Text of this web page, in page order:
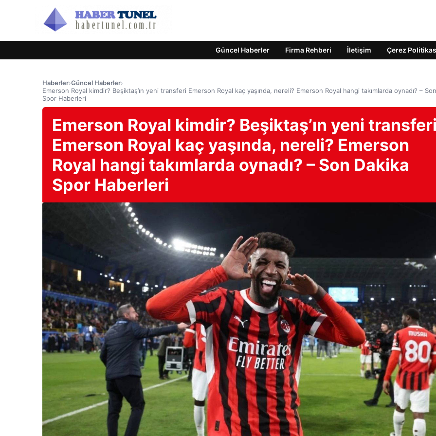
Güncel Haberler Firma Rehberi İletişim Çerez
Haberler›Güncel Haberler›
Emerson Royal kimdir? Beşiktaş’ın yeni transferi Emerson Royal kaç yaşında, nereli? Emerson Royal hangi takımlarda oynadı? –
Spor Haberleri
Emerson Royal kimdir? Beşiktaş’ın yeni transferi
Emerson Royal kaç yaşında, nereli? Emerson
Royal hangi takımlarda oynadı? – Son Dakika
Spor Haberleri